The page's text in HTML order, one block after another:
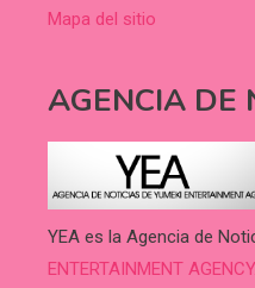
Mapa del sitio
AGENCIA DE
YEA es la Agencia de
ENTERTAINMENT AGENCY.